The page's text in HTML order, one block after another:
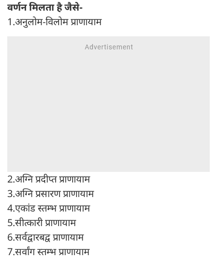
वर्णन मिलता है जैसे-
1.अनुलोम-विलोम प्राणायाम
2.अग्नि प्रदीप्त प्राणायाम
3.अग्नि प्रसारण प्राणायाम
4.एकांड स्तम्भ प्राणायाम
5.सीत्कारी प्राणायाम
6.सर्वद्वारबद्व प्राणायाम
7.सर्वांग स्तम्भ प्राणायाम